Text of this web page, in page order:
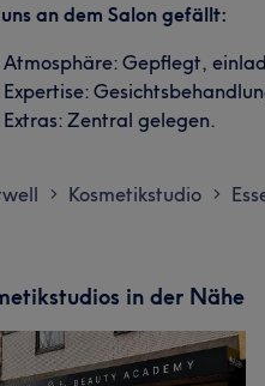
an dem Salon gefällt:
Atmosphäre: Gepflegt,
Expertise:
Extras: Zentral gelegen.
> Kosmetikstudio >
in der Nähe